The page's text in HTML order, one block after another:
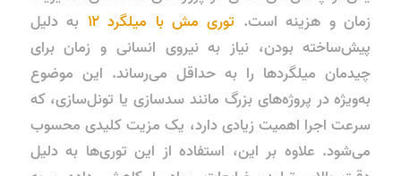
زمان و هزینه است. توری مش با میلگرد ۱۲
به دلیل
پیش‌ساخته بودن، نیاز به نیروی انسانی و زمان برای
چیدمان میلگردها را به حداقل می‌رساند. این موضوع
به‌ویژه در پروژه‌های بزرگ مانند سدسازی یا تونل‌سازی، که
سرعت اجرا اهمیت زیادی دارد، یک مزیت کلیدی محسوب
می‌شود. علاوه بر این، استفاده از این توری‌ها به دلیل